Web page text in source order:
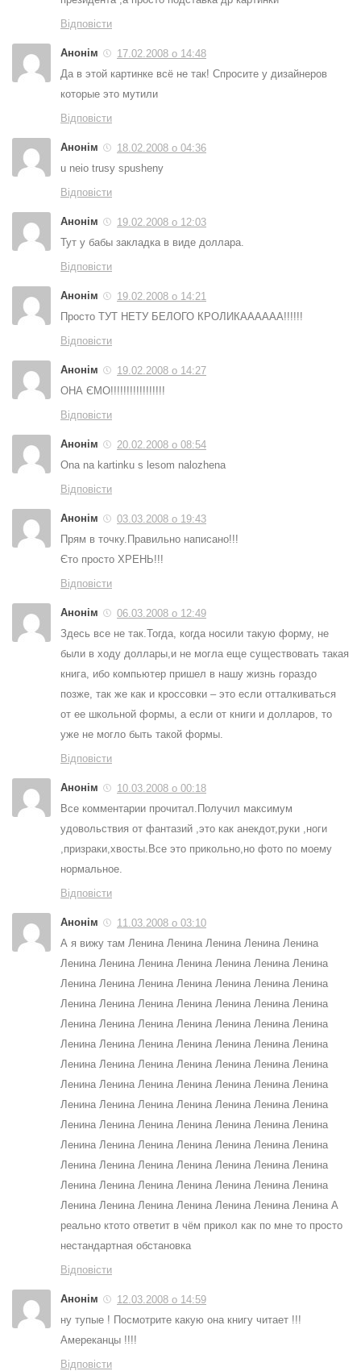
Відповісти
Анонім
17.02.2008 о 14:48
Да в этой картинке всё не так! Спросите у дизайнеров
которые это мутили
Відповісти
Анонім
18.02.2008 о 04:36
u neio trusy spusheny
Відповісти
Анонім
19.02.2008 о 12:03
Тут у бабы закладка в виде доллара.
Відповісти
Анонім
19.02.2008 о 14:21
Просто ТУТ НЕТУ БЕЛОГО КРОЛИКАААААА!!!!!!
Відповісти
Анонім
19.02.2008 о 14:27
ОНА ЄМО!!!!!!!!!!!!!!!!!
Відповісти
Анонім
20.02.2008 о 08:54
Ona na kartinku s lesom nalozhena
Відповісти
Анонім
03.03.2008 о 19:43
Прям в точку.Правильно написано!!!
Єто просто ХРЕНЬ!!!
Відповісти
Анонім
06.03.2008 о 12:49
Здесь все не так.Тогда, когда носили такую форму, не
были в ходу доллары,и не могла еще существовать такая
книга, ибо компьютер пришел в нашу жизнь гораздо
позже, так же как и кроссовки – это если отталкиваться
от ее школьной формы, а если от книги и долларов, то
уже не могло быть такой формы.
Відповісти
Анонім
10.03.2008 о 00:18
Все комментарии прочитал.Получил максимум
удовольствия от фантазий ,это как анекдот,руки ,ноги
,призраки,хвосты.Все это прикольно,но фото по моему
нормальное.
Відповісти
Анонім
11.03.2008 о 03:10
А я вижу там Ленина Ленина Ленина Ленина Ленина
Ленина Ленина Ленина Ленина Ленина Ленина Ленина
Ленина Ленина Ленина Ленина Ленина Ленина Ленина
Ленина Ленина Ленина Ленина Ленина Ленина Ленина
Ленина Ленина Ленина Ленина Ленина Ленина Ленина
Ленина Ленина Ленина Ленина Ленина Ленина Ленина
Ленина Ленина Ленина Ленина Ленина Ленина Ленина
Ленина Ленина Ленина Ленина Ленина Ленина Ленина
Ленина Ленина Ленина Ленина Ленина Ленина Ленина
Ленина Ленина Ленина Ленина Ленина Ленина Ленина
Ленина Ленина Ленина Ленина Ленина Ленина Ленина
Ленина Ленина Ленина Ленина Ленина Ленина Ленина
Ленина Ленина Ленина Ленина Ленина Ленина Ленина
Ленина Ленина Ленина Ленина Ленина Ленина Ленина А
реально ктото ответит в чём прикол как по мне то просто
нестандартная обстановка
Відповісти
Анонім
12.03.2008 о 14:59
ну тупые ! Посмотрите какую она книгу читает !!!
Амереканцы !!!!
Відповісти